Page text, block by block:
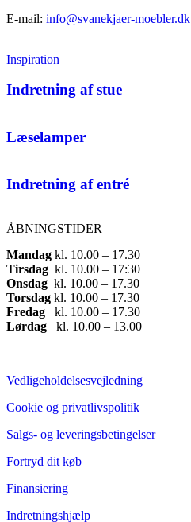
E-mail: info@svanekjaer-moebler.dk
Inspiration
Indretning af stue
Læselamper
Indretning af entré
ÅBNINGSTIDER
Mandag ​ kl. 10.00 – 17.30​
Tirsdag ​ kl. 10.00 – 17:30​
Onsdag ​ kl. 10.00 – 17.30​
Torsdag ​ kl. 10.00 – 17.30​
Fredag ​ kl. 10.00 – 17.30​
Lørdag ​ kl. 10.00 – 13.00
Vedligeholdelsesvejledning
Cookie og privatlivspolitik
Salgs- og leveringsbetingelser
Fortryd dit køb
Finansiering
Indretningshjælp